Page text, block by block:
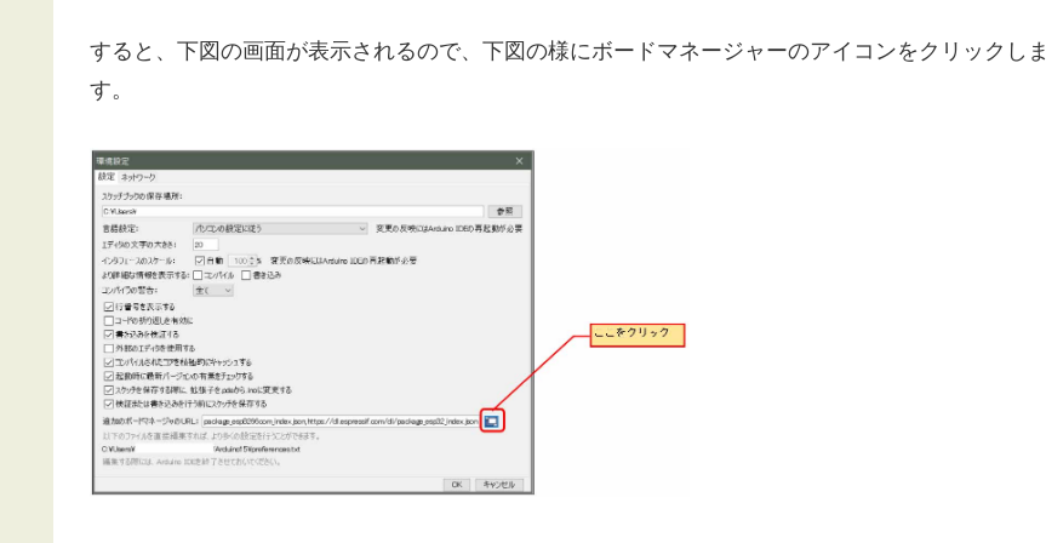
すると、下図の画面が表示されるので、下図の様にボードマネージャーのアイコンをクリックしま
す。